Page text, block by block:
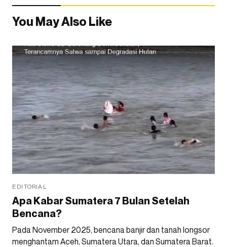
You May Also Like
EDITORIAL
Apa Kabar Sumatera 7 Bulan Setelah
Bencana?
Pada November 2025, bencana banjir dan tanah longsor
menghantam Aceh, Sumatera Utara, dan Sumatera Barat.